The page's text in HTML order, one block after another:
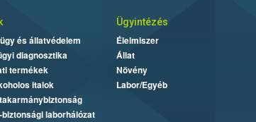
és állatvédelem
diagnosztika
termékek
italok
laborhálózat
Ügyintézés
Élelmiszer
Állat
Növény
Labor/Egyéb